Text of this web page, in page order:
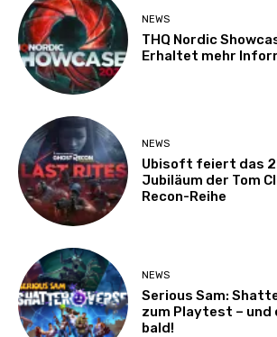
NEWS
THQ Nordic
Erhaltet mehr
NEWS
Ubisoft feiert das
Jubiläum der Tom
Recon-Reihe
NEWS
Serious Sam:
zum Playtest – und
bald!